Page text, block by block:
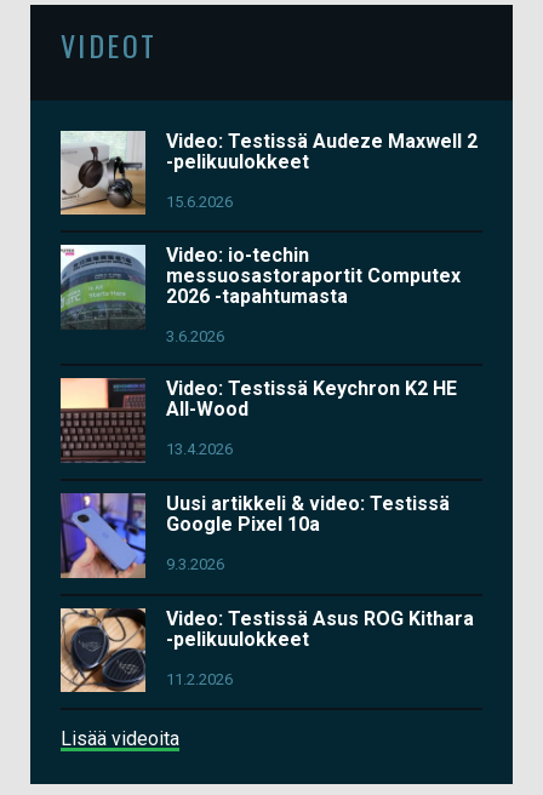
VIDEOT
Video: Testissä Audeze Maxwell 2
-pelikuulokkeet
15.6.2026
Video: io-techin
messuosastoraportit Computex
2026 -tapahtumasta
3.6.2026
Video: Testissä Keychron K2 HE
All-Wood
13.4.2026
Uusi artikkeli & video: Testissä
Google Pixel 10a
9.3.2026
Video: Testissä Asus ROG Kithara
-pelikuulokkeet
11.2.2026
Lisää videoita